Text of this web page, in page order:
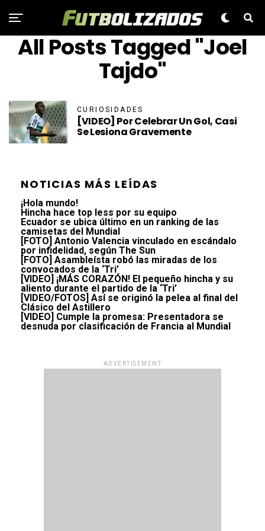
All Posts Tagged "Joel
Tajdo"
CURIOSIDADES
[VIDEO] Por Celebrar Un Gol, Casi
Se Lesiona Gravemente
NOTICIAS MÁS LEÍDAS
¡Hola mundo!
Hincha hace top less por su equipo
Ecuador se ubica último en un ranking de las
camisetas del Mundial
[FOTO] Antonio Valencia vinculado en escándalo
por infidelidad, según The Sun
[FOTO] Asambleísta robó las miradas de los
convocados de la ‘Tri’
[VIDEO] ¡MÁS CORAZÓN! El pequeño hincha y su
aliento durante el partido de la ‘Tri’
[VIDEO/FOTOS] Así se originó la pelea al final del
Clásico del Astillero
[VIDEO] Cumple la promesa: Presentadora se
desnuda por clasificación de Francia al Mundial
ADVERTISEMENT